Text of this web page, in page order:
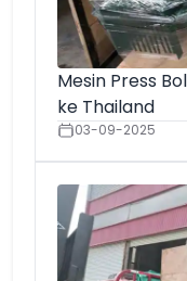
Mesin Press
ke Thailand
03-09-2025